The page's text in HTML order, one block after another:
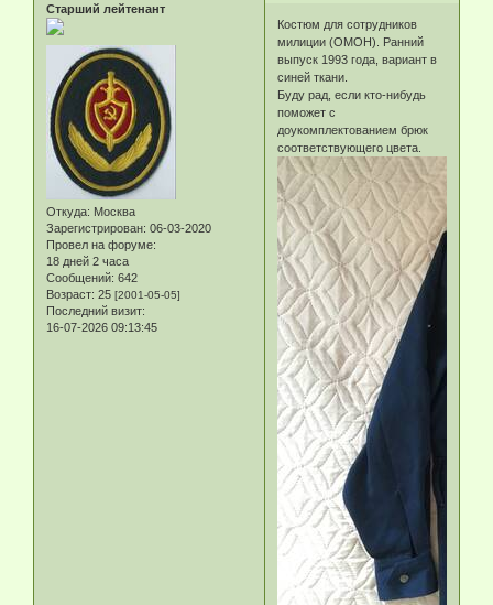
Старший лейтенант
Откуда: Москва
Зарегистрирован: 06-03-2020
Провел на форуме:
18 дней 2 часа
Сообщений: 642
Возраст: 25 [2001-05-05]
Последний визит:
16-07-2026 09:13:45
Костюм для сотрудников
милиции (ОМОН). Ранний
выпуск 1993 года, вариант в
синей ткани.
Буду рад, если кто-нибудь
поможет с
доукомплектованием брюк
соответствующего цвета.